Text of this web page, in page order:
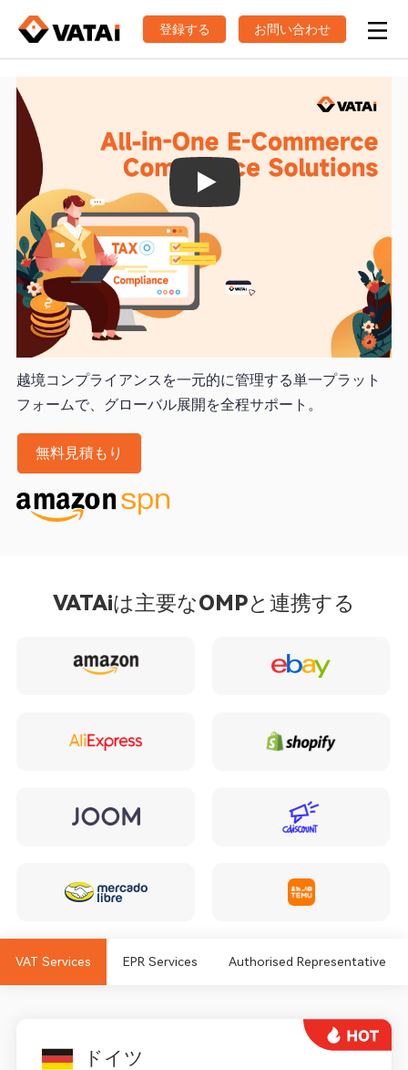
登録する お問い合わせ
Play
VAT・EPR・グローバルコンプライア
ンスのワンストップ・ソリューション
越境コンプライアンスを一元的に管理する単一プラット
フォームで、グローバル展開を全程サポート。
無料見積もり
VATAiは主要なOMPと連携する
VAT Services EPR Services Authorised Representative
ドイツ